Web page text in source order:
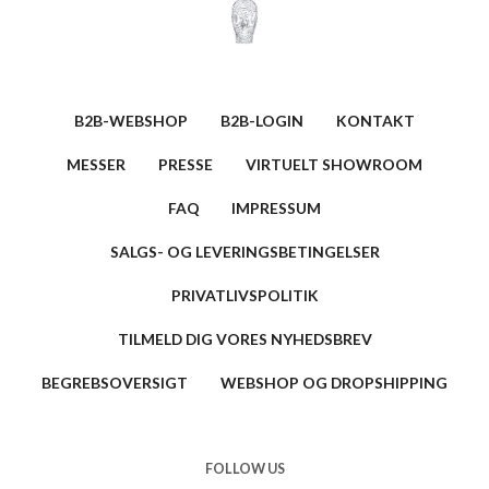
B2B-WEBSHOP B2B-LOGIN KONTAKT
MESSER PRESSE VIRTUELT SHOWROOM
FAQ IMPRESSUM
SALGS- OG LEVERINGSBETINGELSER
PRIVATLIVSPOLITIK
TILMELD DIG VORES NYHEDSBREV
BEGREBSOVERSIGT WEBSHOP OG DROPSHIPPING
FOLLOW US